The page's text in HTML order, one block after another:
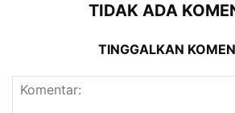
TIDAK ADA
TINGGALKAN